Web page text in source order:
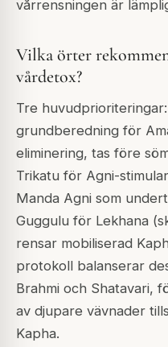
vårrensningen är
Vilka örter
vårdetox?
Tre
grundberedning för
eliminering, tas före
Trikatu för Agni-
Manda Agni som
Guggulu för Lekhana
rensar mobiliserad
protokoll balanserar
Brahmi och Shatavari,
av djupare vävnader
Kapha.